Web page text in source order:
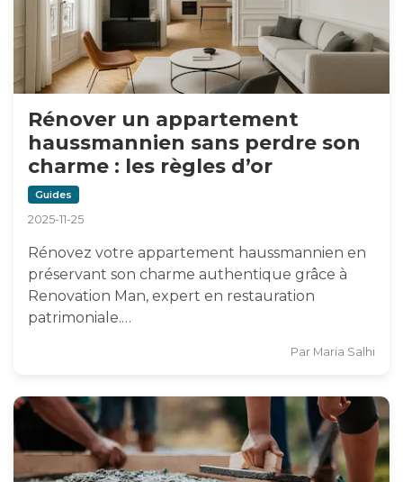
Rénover un appartement
haussmannien sans perdre son
charme : les règles d’or
Guides
2025-11-25
Rénovez votre appartement haussmannien en
préservant son charme authentique grâce à
Renovation Man, expert en restauration
patrimoniale.…
Par Maria Salhi